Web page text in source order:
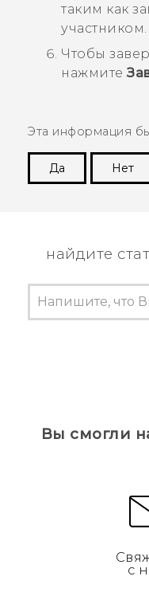
таким как
участником.
Чтобы
нажмите
Эта информация
Да
Нет
найдите
Вы смогли
с